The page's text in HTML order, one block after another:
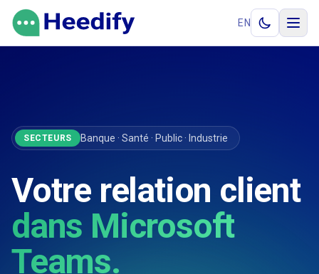
Aller au contenu
EN
SECTEURS Banque · Santé · Public · Industrie
Votre relation client
dans Microsoft
Teams.